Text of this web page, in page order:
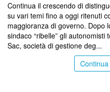
Continua il crescendo di
su vari temi fino a oggi ritenuti
maggioranza di governo. Dopo
sindaco “ribelle” gli
Sac, società di gestione deg...